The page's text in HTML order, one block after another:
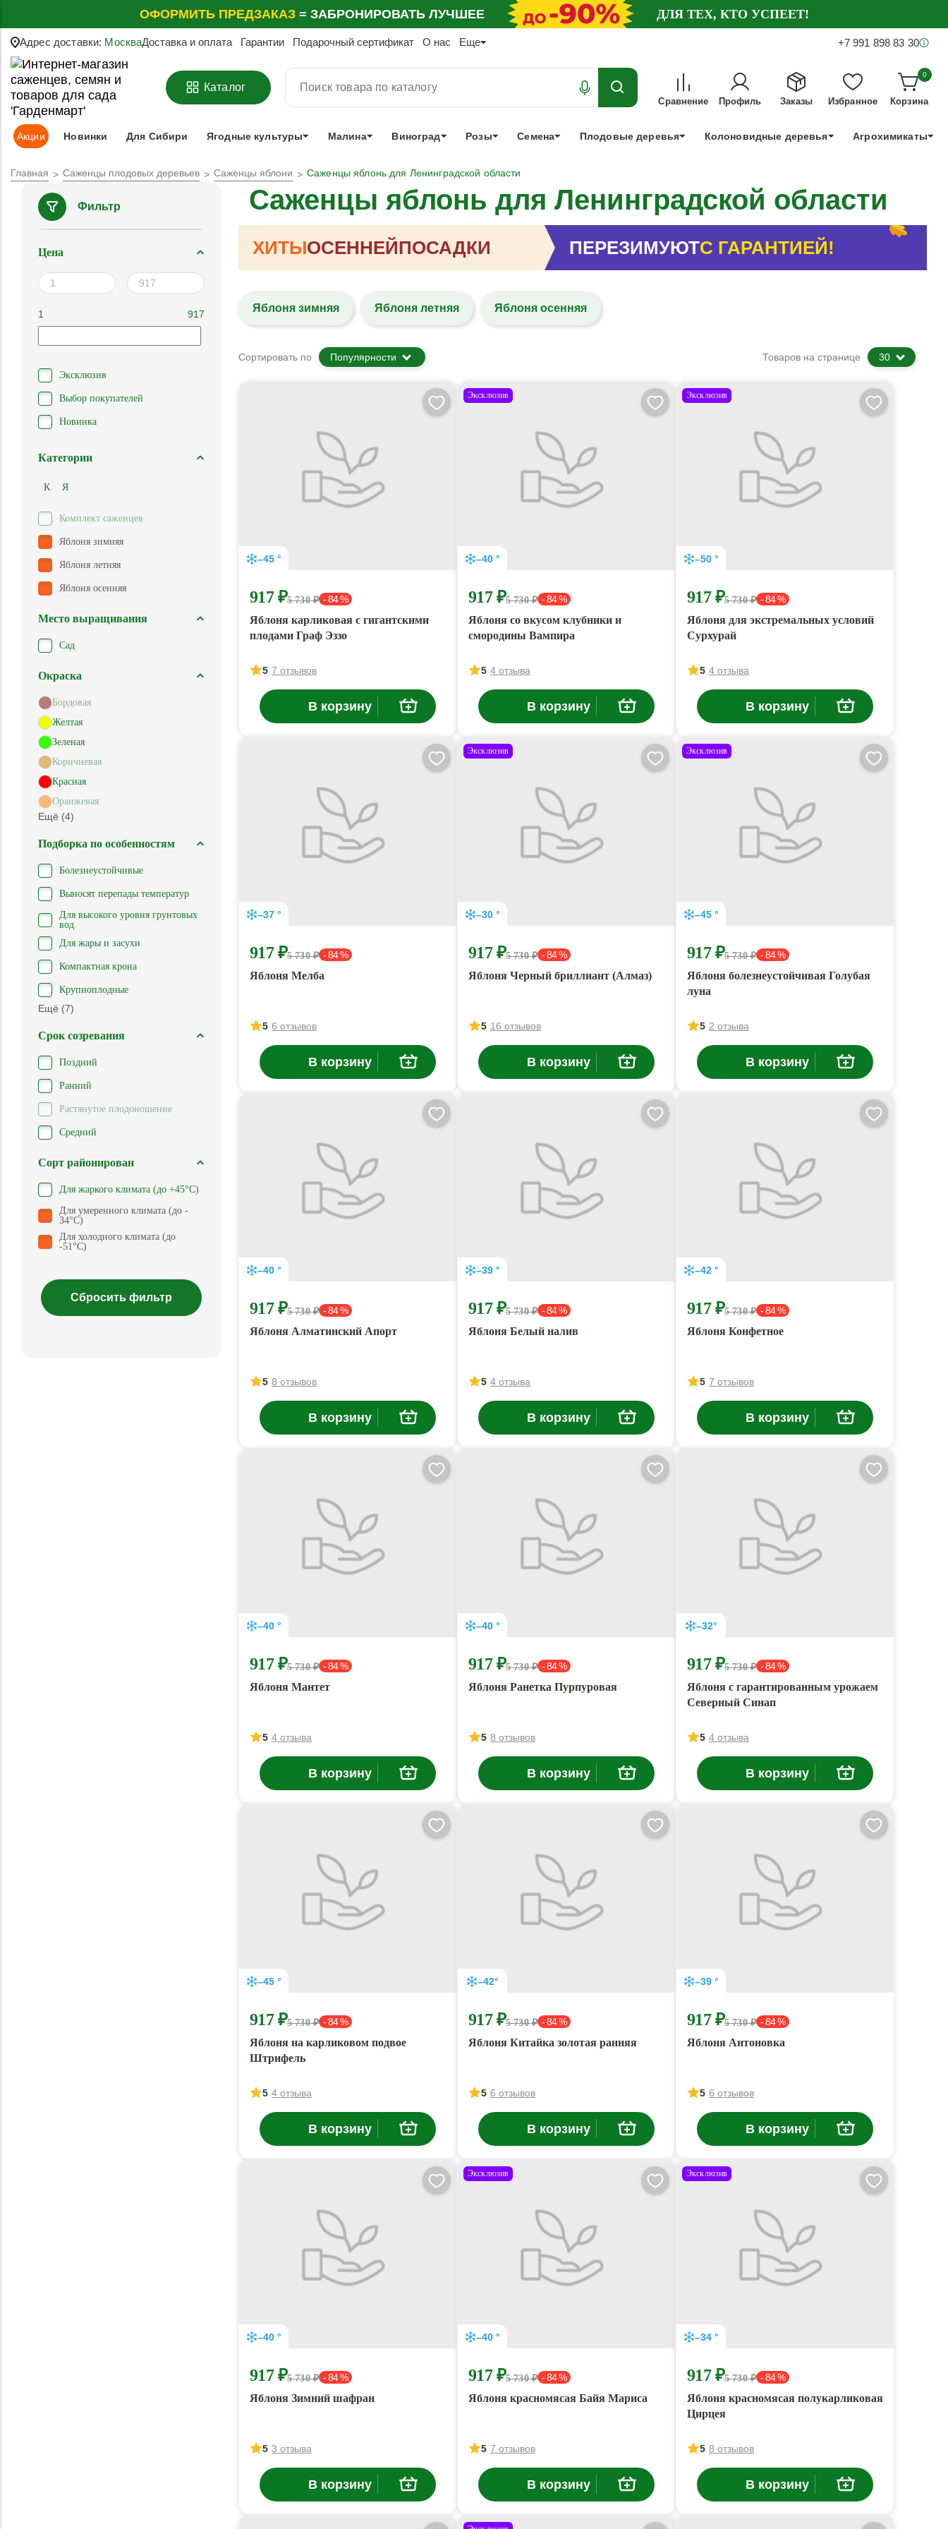
ОФОРМИТЬ ПРЕДЗАКАЗ = ЗАБРОНИРОВАТЬ ЛУЧШЕЕ ДЛЯ ТЕХ, КТО УСПЕЕТ!
Адрес доставки: МоскваДоставка и оплата Гарантии Подарочный сертификат О нас Еще +7 991 898 83 30
Каталог
Сравнение Профиль Заказы Избранное
0
Корзина
Акции Новинки Для Сибири Ягодные культуры Малина Виноград Розы Семена Плодовые деревья Колоновидные деревья Агрохимикаты
Главная Саженцы плодовых деревьев Саженцы яблони Саженцы яблонь для Ленинградской области
Фильтр
Цена
1 917
Эксклюзив
Выбор покупателей
Новинка
Категории
К Я
Комплект саженцев
Яблоня зимняя
Яблоня летняя
Яблоня осенняя
Место выращивания
Сад
Окраска
Бордовая
Желтая
Зеленая
Коричневая
Красная
Оранжевая
Ещё (4)
Подборка по особенностям
Болезнеустойчивые
Выносят перепады температур
Для высокого уровня грунтовых
вод
Для жары и засухи
Компактная крона
Крупноплодные
Ещё (7)
Срок созревания
Поздний
Ранний
Растянутое плодоношение
Средний
Сорт районирован
Для жаркого климата (до +45°С)
Для умеренного климата (до -
34°С)
Для холодного климата (до
-51°С)
Саженцы яблонь для Ленинградской области
ХИТЫОСЕННЕЙПОСАДКИ ПЕРЕЗИМУЮТС ГАРАНТИЕЙ!
Яблоня зимняя Яблоня летняя Яблоня осенняя
Сортировать по Популярности Товаров на странице 30
–45 °
917 ₽5 730 ₽ - 84 %
Яблоня карликовая с гигантскими
плодами Граф Эззо
5 7 отзывов
В корзину
Эксклюзив
–40 °
917 ₽5 730 ₽ - 84 %
Яблоня со вкусом клубники и
смородины Вампира
5 4 отзыва
В корзину
Эксклюзив
–50 °
917 ₽5 730 ₽ - 84 %
Яблоня для экстремальных условий
Сурхурай
5 4 отзыва
В корзину
–37 °
917 ₽5 730 ₽ - 84 %
Яблоня Мелба
5 6 отзывов
В корзину
Эксклюзив
–30 °
917 ₽5 730 ₽ - 84 %
Яблоня Черный бриллиант (Алмаз)
5 16 отзывов
В корзину
Эксклюзив
–45 °
917 ₽5 730 ₽ - 84 %
Яблоня болезнеустойчивая Голубая
луна
5 2 отзыва
В корзину
–40 °
917 ₽5 730 ₽ - 84 %
Яблоня Алматинский Апорт
5 8 отзывов
В корзину
–39 °
917 ₽5 730 ₽ - 84 %
Яблоня Белый налив
5 4 отзыва
В корзину
–42 °
917 ₽5 730 ₽ - 84 %
Яблоня Конфетное
5 7 отзывов
В корзину
–40 °
917 ₽5 730 ₽ - 84 %
Яблоня Мантет
5 4 отзыва
В корзину
–40 °
917 ₽5 730 ₽ - 84 %
Яблоня Ранетка Пурпуровая
5 8 отзывов
В корзину
–32°
917 ₽5 730 ₽ - 84 %
Яблоня с гарантированным урожаем
Северный Синап
5 4 отзыва
В корзину
–45 °
917 ₽5 730 ₽ - 84 %
Яблоня на карликовом подвое
Штрифель
5 4 отзыва
В корзину
–42°
917 ₽5 730 ₽ - 84 %
Яблоня Китайка золотая ранняя
5 6 отзывов
В корзину
–39 °
917 ₽5 730 ₽ - 84 %
Яблоня Антоновка
5 6 отзывов
В корзину
–40 °
917 ₽5 730 ₽ - 84 %
Яблоня Зимний шафран
5 3 отзыва
В корзину
Эксклюзив
–40 °
917 ₽5 730 ₽ - 84 %
Яблоня красномясая Байя Мариса
5 7 отзывов
В корзину
Эксклюзив
–34 °
917 ₽5 730 ₽ - 84 %
Яблоня красномясая полукарликовая
Цирцея
5 8 отзывов
В корзину